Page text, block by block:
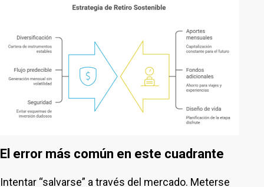
El error más común en este cuadrante
Intentar “salvarse” a través del mercado. Meterse